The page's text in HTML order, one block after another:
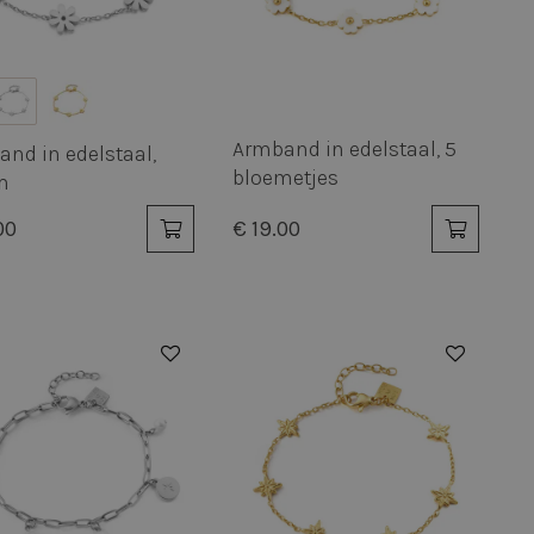
in edelstaal,
Armband in edelstaal, 5
bloemetjes
€ 19.00